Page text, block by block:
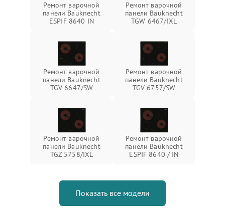
Ремонт варочной
панели Bauknecht
ESPIF 8640 IN
Ремонт варочной
панели Bauknecht
TGW 6467/IXL
Ремонт варочной
панели Bauknecht
TGV 6647/SW
Ремонт варочной
панели Bauknecht
TGV 6757/SW
Ремонт варочной
панели Bauknecht
TGZ 5758/IXL
Ремонт варочной
панели Bauknecht
ESPIF 8640 / IN
Показать все модели